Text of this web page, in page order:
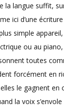
la langue suffit,
ici d’une
simple
ou au
toutes
forcément en
le gagnent en
la voix